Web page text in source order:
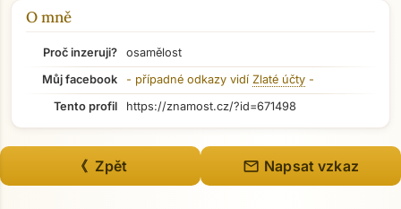
Přejít na hlavní obsah
O mně
Proč inzeruji?
osamělost
Můj facebook
- případné odkazy vidí Zlaté účty -
Tento profil
https://znamost.cz/?id=671498
《 Zpět mail Napsat vzkaz